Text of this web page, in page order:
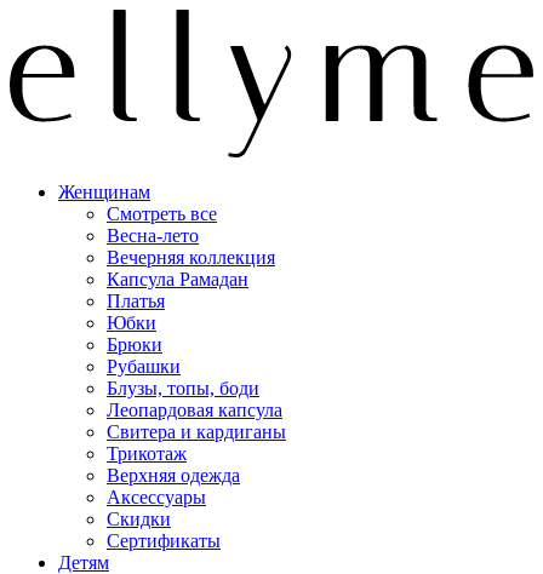
Женщинам
Смотреть все
Весна-лето
Вечерняя коллекция
Капсула Рамадан
Платья
Юбки
Брюки
Рубашки
Блузы, топы, боди
Леопардовая капсула
Свитера и кардиганы
Трикотаж
Верхняя одежда
Аксессуары
Скидки
Сертификаты
Детям